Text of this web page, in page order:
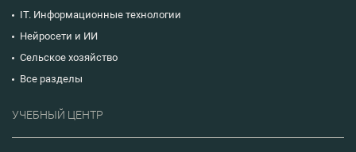
IT. Информационные технологии
Нейросети и ИИ
Сельское хозяйство
Все разделы
УЧЕБНЫЙ ЦЕНТР